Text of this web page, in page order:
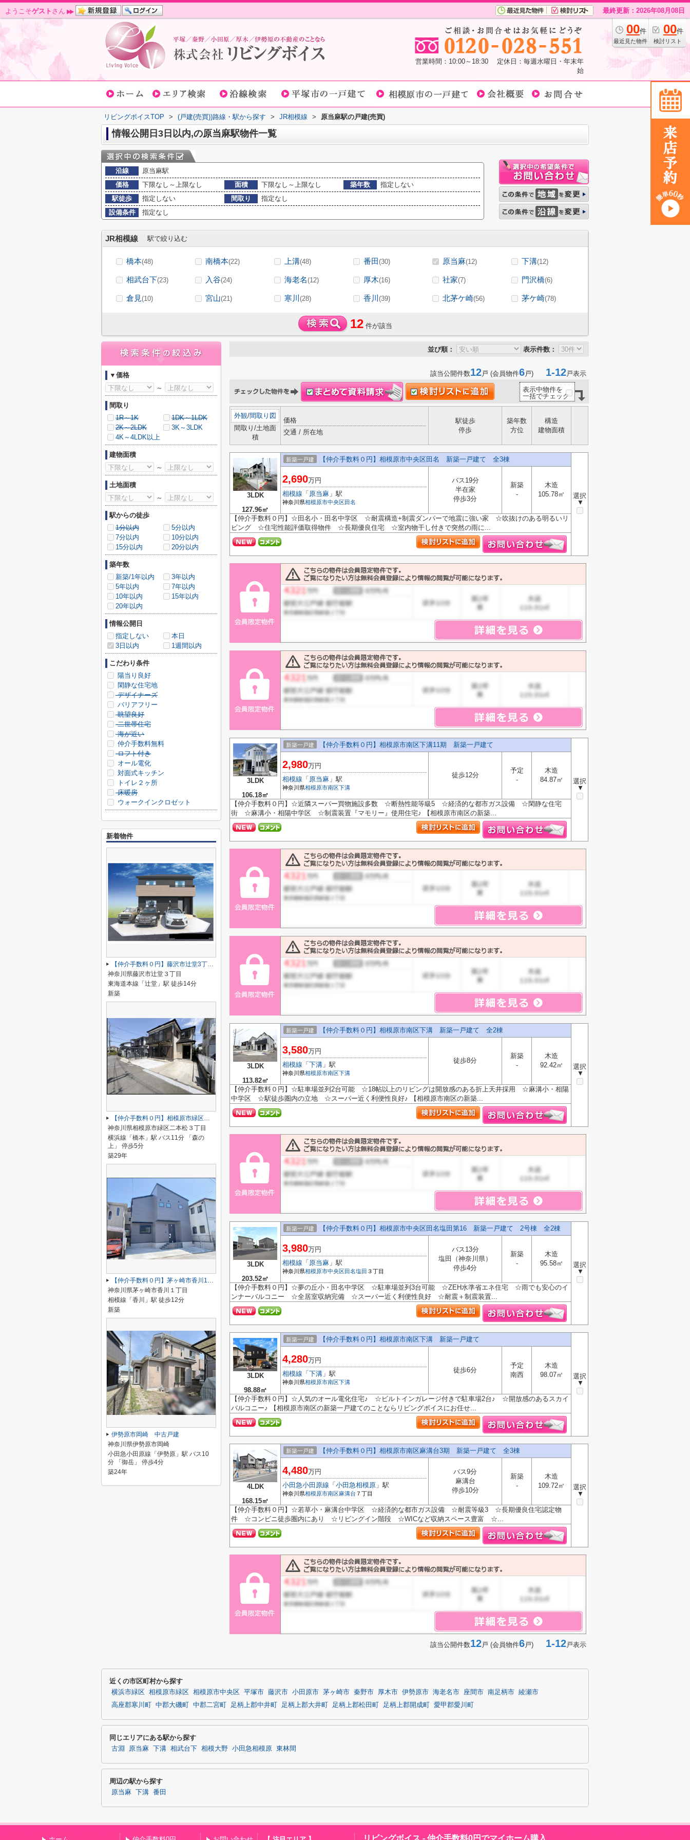
ようこそゲスト さん 最終更新：2026年08月08日
00件
最近見た物件
00件
検討リスト
営業時間：10:00～18:30 定休日：毎週水曜日・年末年
始
リビングボイスTOP > (戸建(売買))路線・駅から探す > JR相模線 > 原当麻駅の戸建(売買)
情報公開日3日以内,の原当麻駅物件一覧
沿線
原当麻駅
価格
下限なし～上限なし 面積 下限なし～上限なし 築年数
指定しない
駅徒歩
指定しない 間取り
指定なし
設備条件
指定なし
JR相模線 駅で絞り込む
橋本(48) 南橋本(22) 上溝(48) 番田(30) 原当麻(12) 下溝(12)
相武台下(23) 入谷(24) 海老名(12) 厚木(16) 社家(7) 門沢橋(6)
倉見(10) 宮山(21) 寒川 (28) 香川 (39) 北茅ケ崎(56) 茅ケ崎(78)
12 件が該当
並び順： 表示件数：
該当公開件数12戸 (会員物件6戸) 1-12戸表示
表示中物件を
一括でチェック
外観/間取り図
間取り/土地面
積
価格
交通 / 所在地
駅徒歩
停歩
築年数
方位
構造
建物面積
3LDK
127.96㎡
新築一戸建 【仲介手数料０円】相模原市中央区田名 新築一戸建て 全3棟
選択
▼
2,690万円
相模線 「 原当麻 」駅
神奈川県相模原市中央区田名
バス19分
半在家
停歩3分
新築
-
木造
105.78㎡
【仲介手数料０円】☆田名小・田名中学区 ☆耐震構造+制震ダンパーで地震に強い家 ☆吹抜けのある明るいリ
ビング ☆住宅性能評価取得物件 ☆長期優良住宅 ☆室内物干し付きで突然の雨に...
3LDK
106.18㎡
新築一戸建 【仲介手数料０円】相模原市南区下溝11期 新築一戸建て
選択
▼
2,980万円
相模線 「 原当麻 」駅
神奈川県相模原市南区下溝
徒歩12分
予定
-
木造
84.87㎡
【仲介手数料０円】☆近隣スーパー買物施設多数 ☆断熱性能等級5 ☆経済的な都市ガス設備 ☆閑静な住宅
街 ☆麻溝小・相陽中学区 ☆制震装置『マモリー』使用住宅♪ 【相模原市南区の新築...
3LDK
113.82㎡
新築一戸建 【仲介手数料０円】相模原市南区下溝 新築一戸建て 全2棟
選択
▼
3,580万円
相模線 「 下溝 」駅
神奈川県相模原市南区下溝
徒歩8分
新築
-
木造
92.42㎡
【仲介手数料０円】☆駐車場並列2台可能 ☆18帖以上のリビングは開放感のある折上天井採用 ☆麻溝小・相陽
中学区 ☆駅徒歩圏内の立地 ☆スーパー近く利便性良好♪ 【相模原市南区の新築...
3LDK
203.52㎡
新築一戸建 【仲介手数料０円】相模原市中央区田名塩田第16 新築一戸建て 2号棟 全2棟
選択
▼
3,980万円
相模線 「 原当麻 」駅
神奈川県相模原市中央区田名塩田 ３丁目
バス13分
塩田（神奈川県）
停歩4分
新築
-
木造
95.58㎡
【仲介手数料０円】☆夢の丘小・田名中学区 ☆駐車場並列3台可能 ☆ZEH水準省エネ住宅 ☆雨でも安心のイ
ンナーバルコニー ☆全居室収納完備 ☆スーパー近く利便性良好 ☆耐震＋制震装置...
3LDK
98.88㎡
新築一戸建 【仲介手数料０円】相模原市南区下溝 新築一戸建て
選択
▼
4,280万円
相模線 「 下溝 」駅
神奈川県相模原市南区下溝
徒歩6分
予定
南西
木造
98.07㎡
【仲介手数料０円】☆人気のオール電化住宅♪ ☆ビルトインガレージ付きで駐車場2台♪ ☆開放感のあるスカイ
バルコニー♪ 【相模原市南区の新築一戸建てのことならリビングボイスにお任せ...
4LDK
168.15㎡
新築一戸建 【仲介手数料０円】相模原市南区麻溝台3期 新築一戸建て 全3棟
選択
▼
4,480万円
小田急小田原線 「 小田急相模原 」駅
神奈川県相模原市南区麻溝台 ７丁目
バス9分
麻溝台
停歩10分
新築
-
木造
109.72㎡
【仲介手数料０円】☆若草小・麻溝台中学区 ☆経済的な都市ガス設備 ☆耐震等級3 ☆長期優良住宅認定物
件 ☆コンビニ徒歩圏内にあり ☆リビングイン階段 ☆WICなど収納スペース豊富 ☆...
該当公開件数12戸 (会員物件6戸) 1-12戸表示
▼価格
～
間取り
1R～1K
1DK～1LDK
2K～2LDK
3K～3LDK
4K～4LDK以上
建物面積
～
土地面積
～
駅からの徒歩
1分以内
5分以内
7分以内
10分以内
15分以内
20分以内
築年数
新築/1年以内
3年以内
5年以内
7年以内
10年以内
15年以内
20年以内
情報公開日
指定しない
本日
3日以内
1週間以内
こだわり条件
陽当り良好
閑静な住宅地
デザイナーズ
バリアフリー
眺望良好
二世帯住宅
海が近い
仲介手数料無料
ロフト付き
オール電化
対面式キッチン
トイレ２ヶ所
床暖房
ウォークインクロゼット
新着物件
【仲介手数料０円】藤沢市辻堂3丁目1期 新築一戸建て 全1棟
神奈川県藤沢市辻堂３丁目
東海道本線「辻堂」駅 徒歩14分
新築
【仲介手数料０円】相模原市緑区二本松 中古一戸建て
神奈川県相模原市緑区二本松３丁目
横浜線「橋本」駅 バス11分 「森の
上」 停歩5分
築29年
【仲介手数料０円】茅ヶ崎市香川1丁目 新築一戸建て
神奈川県茅ヶ崎市香川１丁目
相模線「香川」駅 徒歩12分
新築
伊勢原市岡崎 中古戸建
神奈川県伊勢原市岡崎
小田急小田原線「伊勢原」駅 バス10
分 「御岳」 停歩4分
築24年
近くの市区町村から探す
横浜市緑区 相模原市緑区 相模原市中央区 平塚市 藤沢市 小田原市 茅ヶ崎市 秦野市 厚木市 伊勢原市 海老名市 座間市 南足柄市 綾瀬市
高座郡寒川町
中郡大磯町 中郡二宮町 足柄上郡中井町 足柄上郡大井町 足柄上郡松田町 足柄上郡開成町 愛甲郡愛川町
同じエリアにある駅から探す
古淵 原当麻 下溝 相武台下 相模大野 小田急相模原 東林間
周辺の駅から探す
原当麻 下溝 番田
リビングボイス - 仲介手数料0円でマイホーム購入